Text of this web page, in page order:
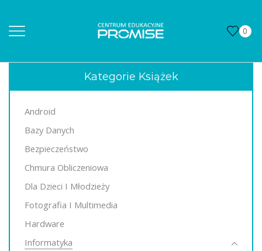
0
Kategorie Książek
Android
Bazy Danych
Bezpieczeństwo
Chmura Obliczeniowa
Dla Dzieci I Młodzieży
Fotografia I Multimedia
Hardware
Informatyka